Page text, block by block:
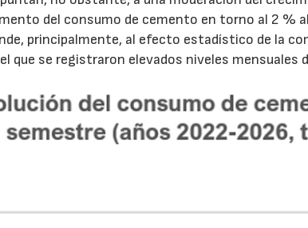
del consumo de cemento en torno al 2 %
principalmente, al efecto estadístico de la
que se registraron elevados niveles mensuales